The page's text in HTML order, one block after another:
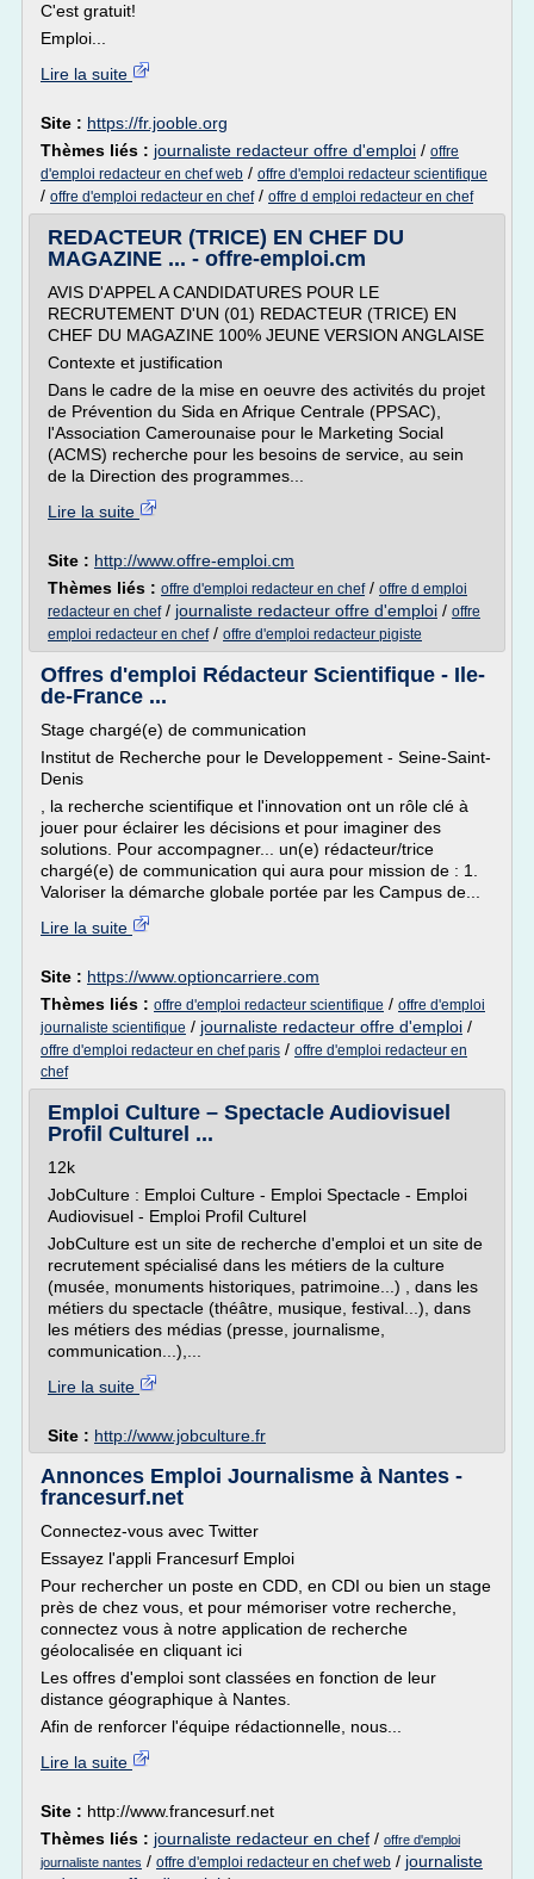
C'est gratuit!
Emploi...
Lire la suite
Site : https://fr.jooble.org
Thèmes liés : journaliste redacteur offre d'emploi / offre
d'emploi redacteur en chef web / offre d'emploi redacteur scientifique
/ offre d'emploi redacteur en chef/ offre d emploi redacteur en chef
REDACTEUR (TRICE) EN CHEF DU
MAGAZINE ... - offre-emploi.cm
AVIS D'APPEL A CANDIDATURES POUR LE
RECRUTEMENT D'UN (01) REDACTEUR (TRICE) EN
CHEF DU MAGAZINE 100% JEUNE VERSION ANGLAISE
Contexte et justification
Dans le cadre de la mise en oeuvre des activités du projet
de Prévention du Sida en Afrique Centrale (PPSAC),
l'Association Camerounaise pour le Marketing Social
(ACMS) recherche pour les besoins de service, au sein
de la Direction des programmes...
Lire la suite
Site : http://www.offre-emploi.cm
Thèmes liés : offre d'emploi redacteur en chef/ offre d emploi
redacteur en chef/ journaliste redacteur offre d'emploi / offre
emploi redacteur en chef/ offre d'emploi redacteur pigiste
Offres d'emploi Rédacteur Scientifique - Ile-
de-France ...
Stage chargé(e) de communication
Institut de Recherche pour le Developpement - Seine-Saint-
Denis
, la recherche scientifique et l'innovation ont un rôle clé à
jouer pour éclairer les décisions et pour imaginer des
solutions. Pour accompagner... un(e) rédacteur/trice
chargé(e) de communication qui aura pour mission de : 1.
Valoriser la démarche globale portée par les Campus de...
Lire la suite
Site : https://www.optioncarriere.com
Thèmes liés : offre d'emploi redacteur scientifique / offre d'emploi
journaliste scientifique / journaliste redacteur offre d'emploi /
offre d'emploi redacteur en chef paris / offre d'emploi redacteur en
chef
Emploi Culture – Spectacle Audiovisuel
Profil Culturel ...
12k
JobCulture : Emploi Culture - Emploi Spectacle - Emploi
Audiovisuel - Emploi Profil Culturel
JobCulture est un site de recherche d'emploi et un site de
recrutement spécialisé dans les métiers de la culture
(musée, monuments historiques, patrimoine...) , dans les
métiers du spectacle (théâtre, musique, festival...), dans
les métiers des médias (presse, journalisme,
communication...),...
Lire la suite
Site : http://www.jobculture.fr
Annonces Emploi Journalisme à Nantes -
francesurf.net
Connectez-vous avec Twitter
Essayez l'appli Francesurf Emploi
Pour rechercher un poste en CDD, en CDI ou bien un stage
près de chez vous, et pour mémoriser votre recherche,
connectez vous à notre application de recherche
géolocalisée en cliquant ici
Les offres d'emploi sont classées en fonction de leur
distance géographique à Nantes.
Afin de renforcer l'équipe rédactionnelle, nous...
Lire la suite
Site : http://www.francesurf.net
Thèmes liés : journaliste redacteur en chef / offre d'emploi
journaliste nantes / offre d'emploi redacteur en chef web / journaliste